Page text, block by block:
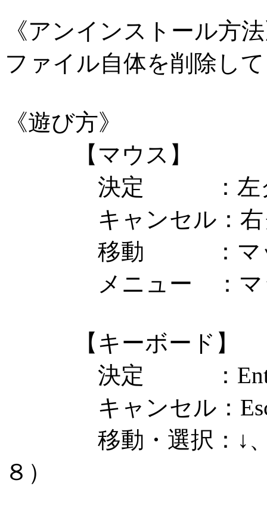
《アンインストール方
ファイル自体を削除し
《遊び方》
【マウス】
決定 ：左ク
キャンセル：右
移動 ：マップ
メニュー ：マッ
【キーボード】
決定 ：Enter
キャンセル：Esc
移動・選択：↓、←
８）